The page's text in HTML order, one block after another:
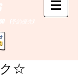
(予約優先)
ク☆